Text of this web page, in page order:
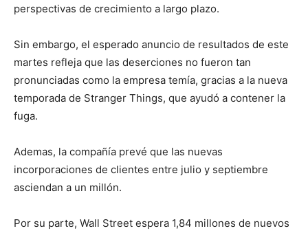
perspectivas de crecimiento a largo plazo.
Sin embargo, el esperado anuncio de resultados de este
martes refleja que las deserciones no fueron tan
pronunciadas como la empresa temía, gracias a la nueva
temporada de Stranger Things, que ayudó a contener la
fuga.
Ademas, la compañía prevé que las nuevas
incorporaciones de clientes entre julio y septiembre
asciendan a un millón.
Por su parte, Wall Street espera 1,84 millones de nuevos